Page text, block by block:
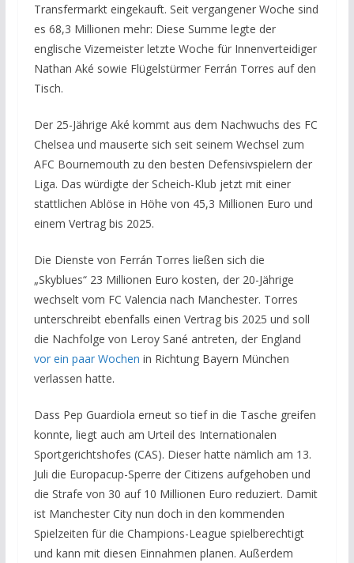
Transfermarkt eingekauft. Seit vergangener Woche sind
es 68,3 Millionen mehr: Diese Summe legte der
englische Vizemeister letzte Woche für Innenverteidiger
Nathan Aké sowie Flügelstürmer Ferrán Torres auf den
Tisch.
Der 25-Jährige Aké kommt aus dem Nachwuchs des FC
Chelsea und mauserte sich seit seinem Wechsel zum
AFC Bournemouth zu den besten Defensivspielern der
Liga. Das würdigte der Scheich-Klub jetzt mit einer
stattlichen Ablöse in Höhe von 45,3 Millionen Euro und
einem Vertrag bis 2025.
Die Dienste von Ferrán Torres ließen sich die
„Skyblues“ 23 Millionen Euro kosten, der 20-Jährige
wechselt vom FC Valencia nach Manchester. Torres
unterschreibt ebenfalls einen Vertrag bis 2025 und soll
die Nachfolge von Leroy Sané antreten, der England
vor ein paar Wochen in Richtung Bayern München
verlassen hatte.
Dass Pep Guardiola erneut so tief in die Tasche greifen
konnte, liegt auch am Urteil des Internationalen
Sportgerichtshofes (CAS). Dieser hatte nämlich am 13.
Juli die Europacup-Sperre der Citizens aufgehoben und
die Strafe von 30 auf 10 Millionen Euro reduziert. Damit
ist Manchester City nun doch in den kommenden
Spielzeiten für die Champions-League spielberechtigt
und kann mit diesen Einnahmen planen. Außerdem